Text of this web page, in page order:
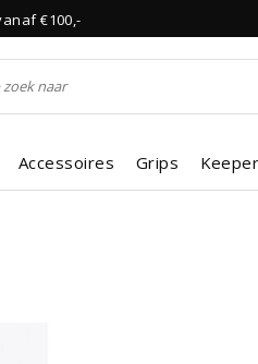
€100,-
Accessoires Grips